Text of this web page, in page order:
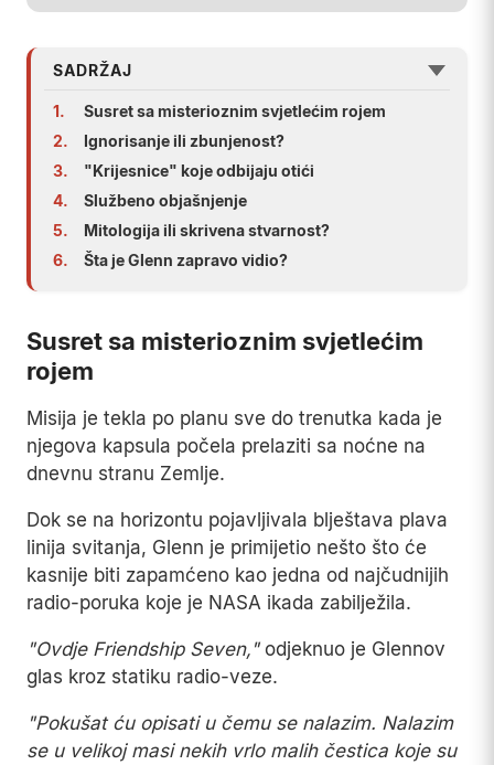
SADRŽAJ
1.
Susret sa misterioznim svjetlećim rojem
2.
Ignorisanje ili zbunjenost?
3.
"Krijesnice" koje odbijaju otići
4.
Službeno objašnjenje
5.
Mitologija ili skrivena stvarnost?
6.
Šta je Glenn zapravo vidio?
Susret sa misterioznim svjetlećim
rojem
Misija je tekla po planu sve do trenutka kada je
njegova kapsula počela prelaziti sa noćne na
dnevnu stranu Zemlje.
Dok se na horizontu pojavljivala blještava plava
linija svitanja, Glenn je primijetio nešto što će
kasnije biti zapamćeno kao jedna od najčudnijih
radio-poruka koje je NASA ikada zabilježila.
"Ovdje Friendship Seven,"odjeknuo je Glennov
glas kroz statiku radio-veze.
"Pokušat ću opisati u čemu se nalazim. Nalazim
se u velikoj masi nekih vrlo malih čestica koje su